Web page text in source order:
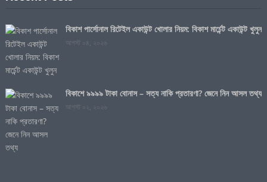
বিকাশ পার্সোনাল রিটেইল একাউন্ট খোলার নিয়ম: বিকাশ মার্চেন্ট একাউন্ট খুলুন
আগস্ট ০৪, ২০২৬
বিকাশে ৯৯৯৯ টাকা বোনাস – সত্য নাকি প্রতারণা? জেনে নিন আসল তথ্য
আগস্ট ০২, ২০২৬